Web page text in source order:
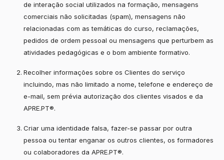
de interação social utilizados na formação, mensagens
comerciais não solicitadas (spam), mensagens não
relacionadas com as temáticas do curso, reclamações,
pedidos de ordem pessoal ou mensagens que perturbem as
atividades pedagógicas e o bom ambiente formativo.
Recolher informações sobre os Clientes do serviço
incluindo, mas não limitado a nome, telefone e endereço de
e-mail, sem prévia autorização dos clientes visados e da
APRE.PT®.
Criar uma identidade falsa, fazer-se passar por outra
pessoa ou tentar enganar os outros clientes, os formadores
ou colaboradores da APRE.PT®.